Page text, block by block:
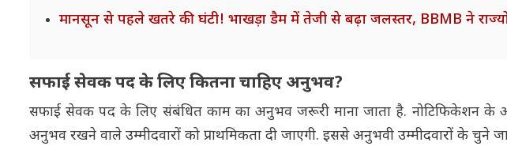
मानसून से पहले खतरे की घंटी! भाखड़ा डैम में तेजी से बढ़ा जलस्तर, BBMB ने
सफाई सेवक पद के लिए कितना चाहिए अनुभव?
सफाई सेवक पद के लिए संबंधित काम का अनुभव जरूरी माना जाता है. नोटिफिकेशन के
अनुभव रखने वाले उम्मीदवारों को प्राथमिकता दी जाएगी. इससे अनुभवी उम्मीदवारों के चुने